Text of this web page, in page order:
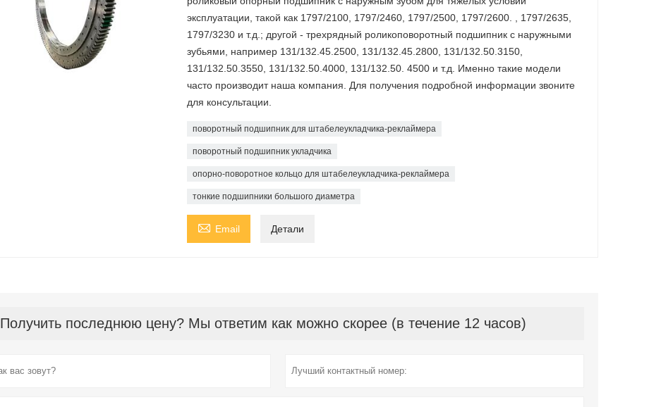
эксплуатации, такой как 1797/2100, 1797/2460, 1797/2500, 1797/2600. , 1797/2635,
1797/3230 и т.д.; другой - трехрядный роликоповоротный подшипник с наружными
зубьями, например 131/132.45.2500, 131/132.45.2800, 131/132.50.3150,
131/132.50.3550, 131/132.50.4000, 131/132.50. 4500 и т.д. Именно такие модели
часто производит наша компания. Для получения подробной информации звоните
для консультации.
поворотный подшипник для штабелеукладчика-реклаймера
поворотный подшипник укладчика
опорно-поворотное кольцо для штабелеукладчика-реклаймера
тонкие подшипники большого диаметра
 Email Детали
Получить последнюю цену? Мы ответим как можно скорее (в течение 12 часов)